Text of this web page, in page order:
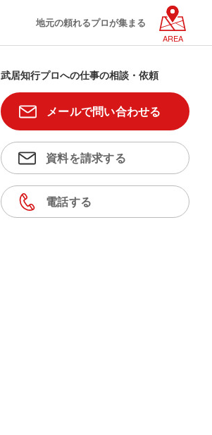
地元の頼れるプロが集まる
AREA
武居知行プロへの仕事の相談・依頼
メールで問い合わせる
資料を請求する
電話する